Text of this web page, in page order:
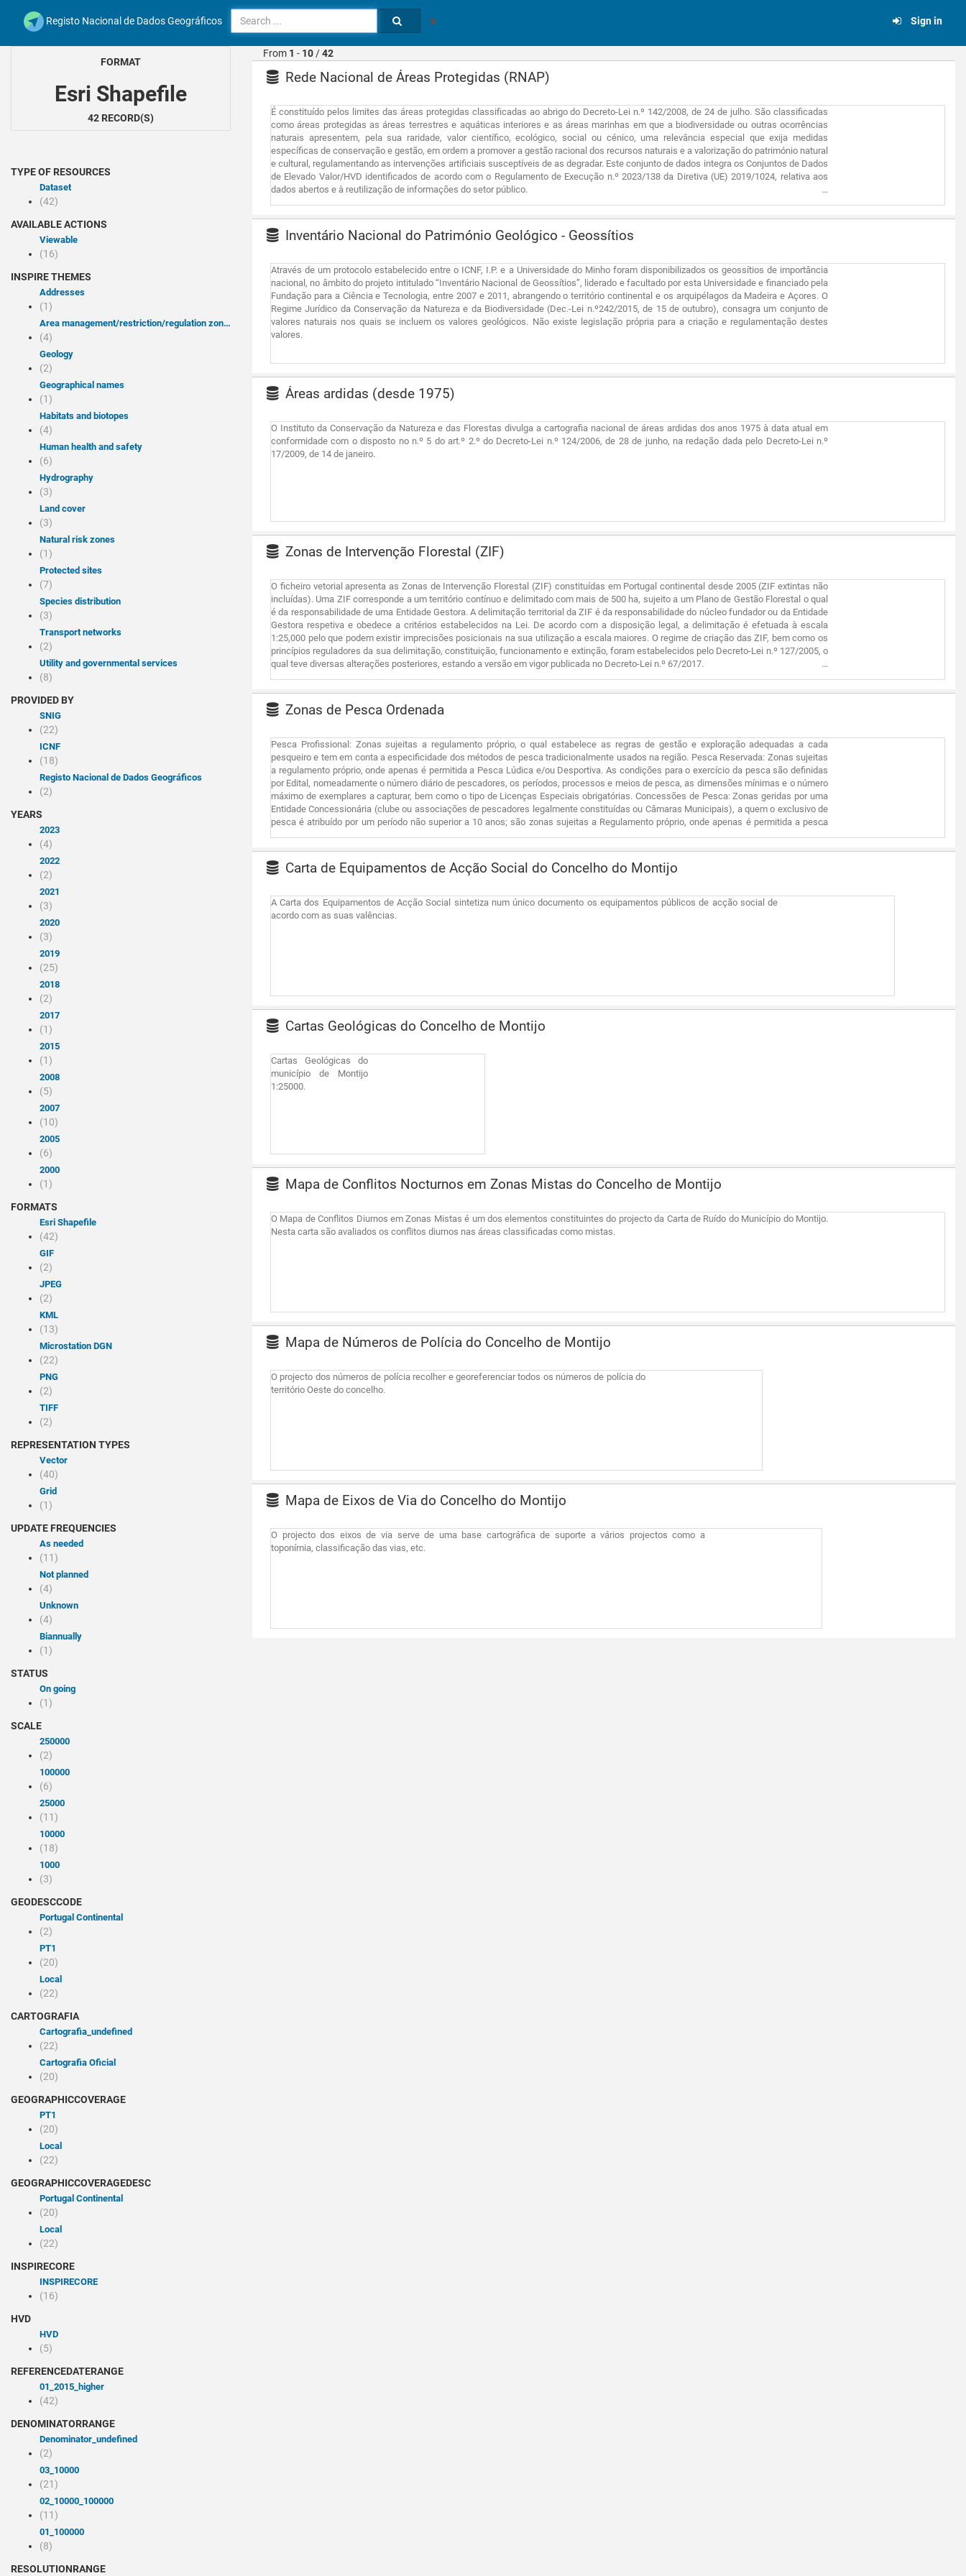
Registo Nacional de Dados Geográficos Sign in
FORMAT
Esri Shapefile
42 RECORD(S)
TYPE OF RESOURCES
Dataset
(42)
AVAILABLE ACTIONS
Viewable
(16)
INSPIRE THEMES
Addresses
(1)
Area management/restriction/regulation zones and reporting units
(4)
Geology
(2)
Geographical names
(1)
Habitats and biotopes
(4)
Human health and safety
(6)
Hydrography
(3)
Land cover
(3)
Natural risk zones
(1)
Protected sites
(7)
Species distribution
(3)
Transport networks
(2)
Utility and governmental services
(8)
PROVIDED BY
SNIG
(22)
ICNF
(18)
Registo Nacional de Dados Geográficos
(2)
YEARS
2023
(4)
2022
(2)
2021
(3)
2020
(3)
2019
(25)
2018
(2)
2017
(1)
2015
(1)
2008
(5)
2007
(10)
2005
(6)
2000
(1)
FORMATS
Esri Shapefile
(42)
GIF
(2)
JPEG
(2)
KML
(13)
Microstation DGN
(22)
PNG
(2)
TIFF
(2)
REPRESENTATION TYPES
Vector
(40)
Grid
(1)
UPDATE FREQUENCIES
As needed
(11)
Not planned
(4)
Unknown
(4)
Biannually
(1)
STATUS
On going
(1)
SCALE
250000
(2)
100000
(6)
25000
(11)
10000
(18)
1000
(3)
GEODESCCODE
Portugal Continental
(2)
PT1
(20)
Local
(22)
CARTOGRAFIA
cartografia_undefined
(22)
Cartografia Oficial
(20)
GEOGRAPHICCOVERAGE
PT1
(20)
Local
(22)
GEOGRAPHICCOVERAGEDESC
Portugal Continental
(20)
Local
(22)
INSPIRECORE
INSPIRECORE
(16)
HVD
HVD
(5)
REFERENCEDATERANGE
01_2015_higher
(42)
DENOMINATORRANGE
denominator_undefined
(2)
03_10000
(21)
02_10000_100000
(11)
01_100000
(8)
RESOLUTIONRANGE
From 1 - 10 /42
Rede Nacional de Áreas Protegidas (RNAP)
É constituído pelos limites das áreas protegidas classificadas ao abrigo do Decreto-Lei n.º 142/2008, de 24 de julho. São classificadas
como áreas protegidas as áreas terrestres e aquáticas interiores e as áreas marinhas em que a biodiversidade ou outras ocorrências
naturais apresentem, pela sua raridade, valor científico, ecológico, social ou cénico, uma relevância especial que exija medidas
específicas de conservação e gestão, em ordem a promover a gestão racional dos recursos naturais e a valorização do património natural
e cultural, regulamentando as intervenções artificiais susceptíveis de as degradar. Este conjunto de dados integra os Conjuntos de Dados
de Elevado Valor/HVD identificados de acordo com o Regulamento de Execução n.º 2023/138 da Diretiva (UE) 2019/1024, relativa aos
dados abertos e à reutilização de informações do setor público.
Inventário Nacional do Património Geológico - Geossítios
Através de um protocolo estabelecido entre o ICNF, I.P. e a Universidade do Minho foram disponibilizados os geossítios de importância
nacional, no âmbito do projeto intitulado “Inventário Nacional de Geossítios”, liderado e facultado por esta Universidade e financiado pela
Fundação para a Ciência e Tecnologia, entre 2007 e 2011, abrangendo o território continental e os arquipélagos da Madeira e Açores. O
Regime Jurídico da Conservação da Natureza e da Biodiversidade (Dec.-Lei n.º242/2015, de 15 de outubro), consagra um conjunto de
valores naturais nos quais se incluem os valores geológicos. Não existe legislação própria para a criação e regulamentação destes
valores.
Áreas ardidas (desde 1975)
O Instituto da Conservação da Natureza e das Florestas divulga a cartografia nacional de áreas ardidas dos anos 1975 à data atual em
conformidade com o disposto no n.º 5 do art.º 2.º do Decreto-Lei n.º 124/2006, de 28 de junho, na redação dada pelo Decreto-Lei n.º
17/2009, de 14 de janeiro.
Zonas de Intervenção Florestal (ZIF)
O ficheiro vetorial apresenta as Zonas de Intervenção Florestal (ZIF) constituídas em Portugal continental desde 2005 (ZIF extintas não
incluídas). Uma ZIF corresponde a um território contínuo e delimitado com mais de 500 ha, sujeito a um Plano de Gestão Florestal o qual
é da responsabilidade de uma Entidade Gestora. A delimitação territorial da ZIF é da responsabilidade do núcleo fundador ou da Entidade
Gestora respetiva e obedece a critérios estabelecidos na Lei. De acordo com a disposição legal, a delimitação é efetuada à escala
1:25,000 pelo que podem existir imprecisões posicionais na sua utilização a escala maiores. O regime de criação das ZIF, bem como os
princípios reguladores da sua delimitação, constituição, funcionamento e extinção, foram estabelecidos pelo Decreto-Lei n.º 127/2005, o
qual teve diversas alterações posteriores, estando a versão em vigor publicada no Decreto-Lei n.º 67/2017.
Zonas de Pesca Ordenada
Pesca Profissional: Zonas sujeitas a regulamento próprio, o qual estabelece as regras de gestão e exploração adequadas a cada
pesqueiro e tem em conta a especificidade dos métodos de pesca tradicionalmente usados na região. Pesca Reservada: Zonas sujeitas
a regulamento próprio, onde apenas é permitida a Pesca Lúdica e/ou Desportiva. As condições para o exercício da pesca são definidas
por Edital, nomeadamente o número diário de pescadores, os períodos, processos e meios de pesca, as dimensões mínimas e o número
máximo de exemplares a capturar, bem como o tipo de Licenças Especiais obrigatórias. Concessões de Pesca: Zonas geridas por uma
Entidade Concessionária (clube ou associações de pescadores legalmente constituídas ou Câmaras Municipais), a quem o exclusivo de
pesca é atribuído por um período não superior a 10 anos; são zonas sujeitas a Regulamento próprio, onde apenas é permitida a pesca
lúdica/desportiva.
Carta de Equipamentos de Acção Social do Concelho do Montijo
A Carta dos Equipamentos de Acção Social sintetiza num único documento os equipamentos públicos de acção social de
acordo com as suas valências.
Cartas Geológicas do Concelho de Montijo
Cartas Geológicas do
município de Montijo
1:25000.
Mapa de Conflitos Nocturnos em Zonas Mistas do Concelho de Montijo
O Mapa de Conflitos Diurnos em Zonas Mistas é um dos elementos constituintes do projecto da Carta de Ruído do Município do Montijo.
Nesta carta são avaliados os conflitos diurnos nas áreas classificadas como mistas.
Mapa de Números de Polícia do Concelho de Montijo
O projecto dos números de polícia recolher e georeferenciar todos os números de polícia do
território Oeste do concelho.
Mapa de Eixos de Via do Concelho do Montijo
O projecto dos eixos de via serve de uma base cartográfica de suporte a vários projectos como a
toponímia, classificação das vias, etc.